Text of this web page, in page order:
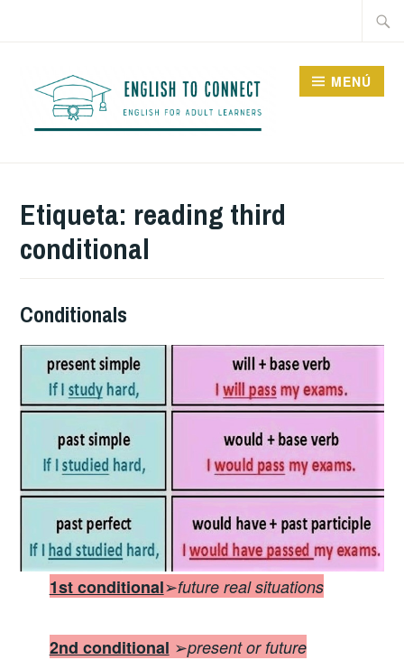
MENÚ
Etiqueta: reading third
conditional
Conditionals
1st conditional➢future real situations
2nd conditional ➢present or future